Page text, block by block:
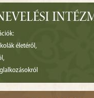
életéről,